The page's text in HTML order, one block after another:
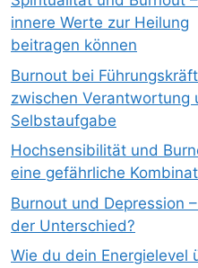
innere Werte zur Heilung
beitragen können
Burnout bei
zwischen Verantwortung
Selbstaufgabe
Hochsensibilität und
eine gefährliche
Burnout und Depression
der Unterschied?
Wie du dein Energielevel